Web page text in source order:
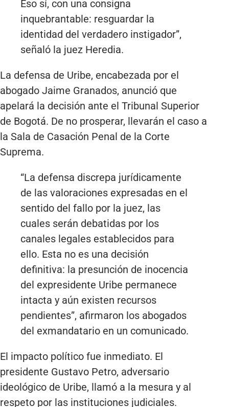
Eso sí, con una consigna
inquebrantable: resguardar la
identidad del verdadero instigador”,
señaló la juez Heredia.
La defensa de Uribe, encabezada por el
abogado Jaime Granados, anunció que
apelará la decisión ante el Tribunal Superior
de Bogotá. De no prosperar, llevarán el caso a
la Sala de Casación Penal de la Corte
Suprema.
“La defensa discrepa jurídicamente
de las valoraciones expresadas en el
sentido del fallo por la juez, las
cuales serán debatidas por los
canales legales establecidos para
ello. Esta no es una decisión
definitiva: la presunción de inocencia
del expresidente Uribe permanece
intacta y aún existen recursos
pendientes”, afirmaron los abogados
del exmandatario en un comunicado.
El impacto político fue inmediato. El
presidente Gustavo Petro, adversario
ideológico de Uribe, llamó a la mesura y al
respeto por las instituciones judiciales.